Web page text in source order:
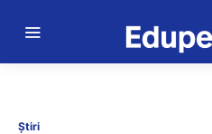
Știri